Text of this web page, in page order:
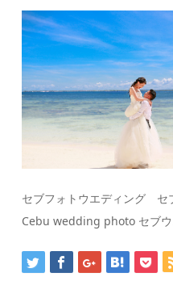
セブフォトウエディング
Cebu wedding photo セブ